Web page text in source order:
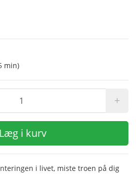
min)
+
Læg i kurv
i livet, miste troen på dig